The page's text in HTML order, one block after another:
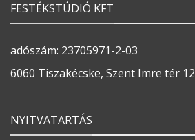
FESTÉKSTÚDIÓ KFT
adószám: 23705971-2-03
6060 Tiszakécske, Szent Imre tér 12
NYITVATARTÁS